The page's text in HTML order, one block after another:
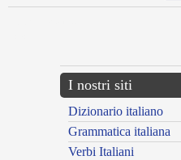
I nostri siti
Dizionario italiano
Grammatica italiana
Verbi Italiani